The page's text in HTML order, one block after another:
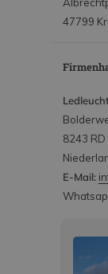
47799
8243
E-Mail: